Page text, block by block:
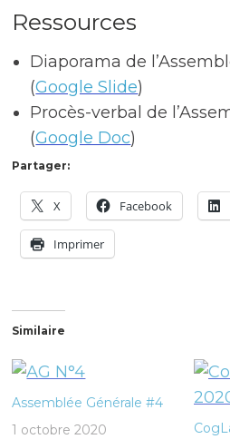
Ressources
Diaporama de
(Google Slide)
Procès-verbal de
(Google Doc)
Partager:
X Facebook
Imprimer
Similaire
Assemblée Générale #4
1 octobre 2020